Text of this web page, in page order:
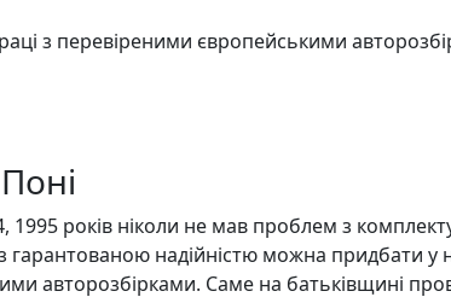
з перевіреними європейськими
років ніколи не мав проблем з
гарантованою надійністю можна придбати
авторозбірками. Саме на батьківщині